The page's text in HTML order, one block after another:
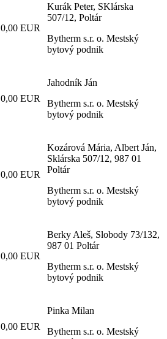
0,00 EUR
Kurák Peter, SKlárska
507/12, Poltár
Bytherm s.r. o. Mestský
bytový podnik
0,00 EUR
Jahodník Ján
Bytherm s.r. o. Mestský
bytový podnik
0,00 EUR
Kozárová Mária, Albert Ján,
Sklárska 507/12, 987 01
Poltár
Bytherm s.r. o. Mestský
bytový podnik
0,00 EUR
Berky Aleš, Slobody 73/132,
987 01 Poltár
Bytherm s.r. o. Mestský
bytový podnik
0,00 EUR
Pinka Milan
Bytherm s.r. o. Mestský